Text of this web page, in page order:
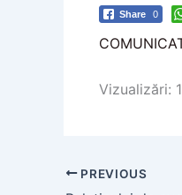
Share 0
Vizualizări:
PREVIOUS